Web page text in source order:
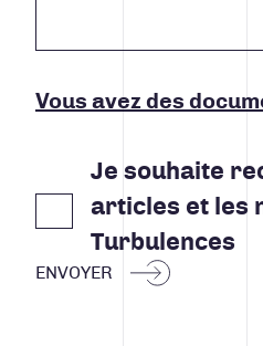
Vous avez des
Je souhaite
articles et les
Turbulences
ENVOYER